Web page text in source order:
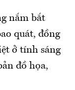
nắm bắt
quát, đồng
ở tính sáng
đồ họa,